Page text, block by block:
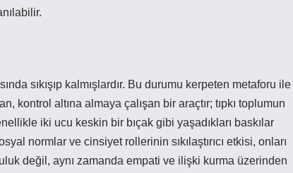
sıkışıp kalmışlardır. Bu durumu kerpeten metaforu ile
kontrol altına almaya çalışan bir araçtır; tıpkı toplumun
iki ucu keskin bir bıçak gibi yaşadıkları baskılar
normlar ve cinsiyet rollerinin sıkılaştırıcı etkisi, onları
değil, aynı zamanda empati ve ilişki kurma üzerinden